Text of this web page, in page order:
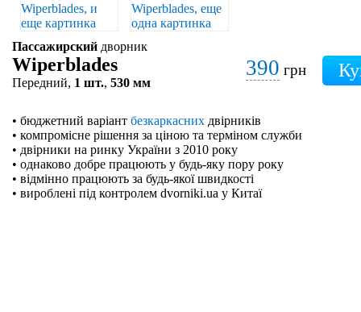
Пассажирский дворник
Wiperblades
Передний, 1 шт., 530 мм
390 грн
• бюджетний варіант безкаркасних двірників
• компромісне рішення за ціною та терміном служби
• двірники на ринку України з 2010 року
• однаково добре працюють у будь-яку пору року
• відмінно працюють за будь-якої швидкості
• вироблені під контролем dvorniki.ua у Китаї